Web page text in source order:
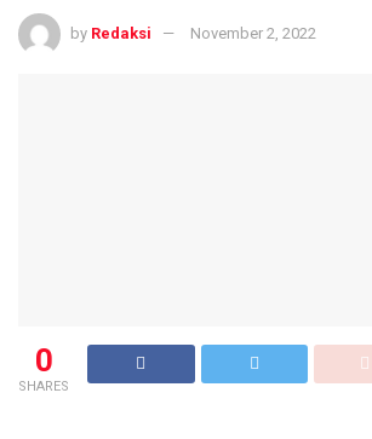
by Redaksi November 2, 2022
0
SHARES